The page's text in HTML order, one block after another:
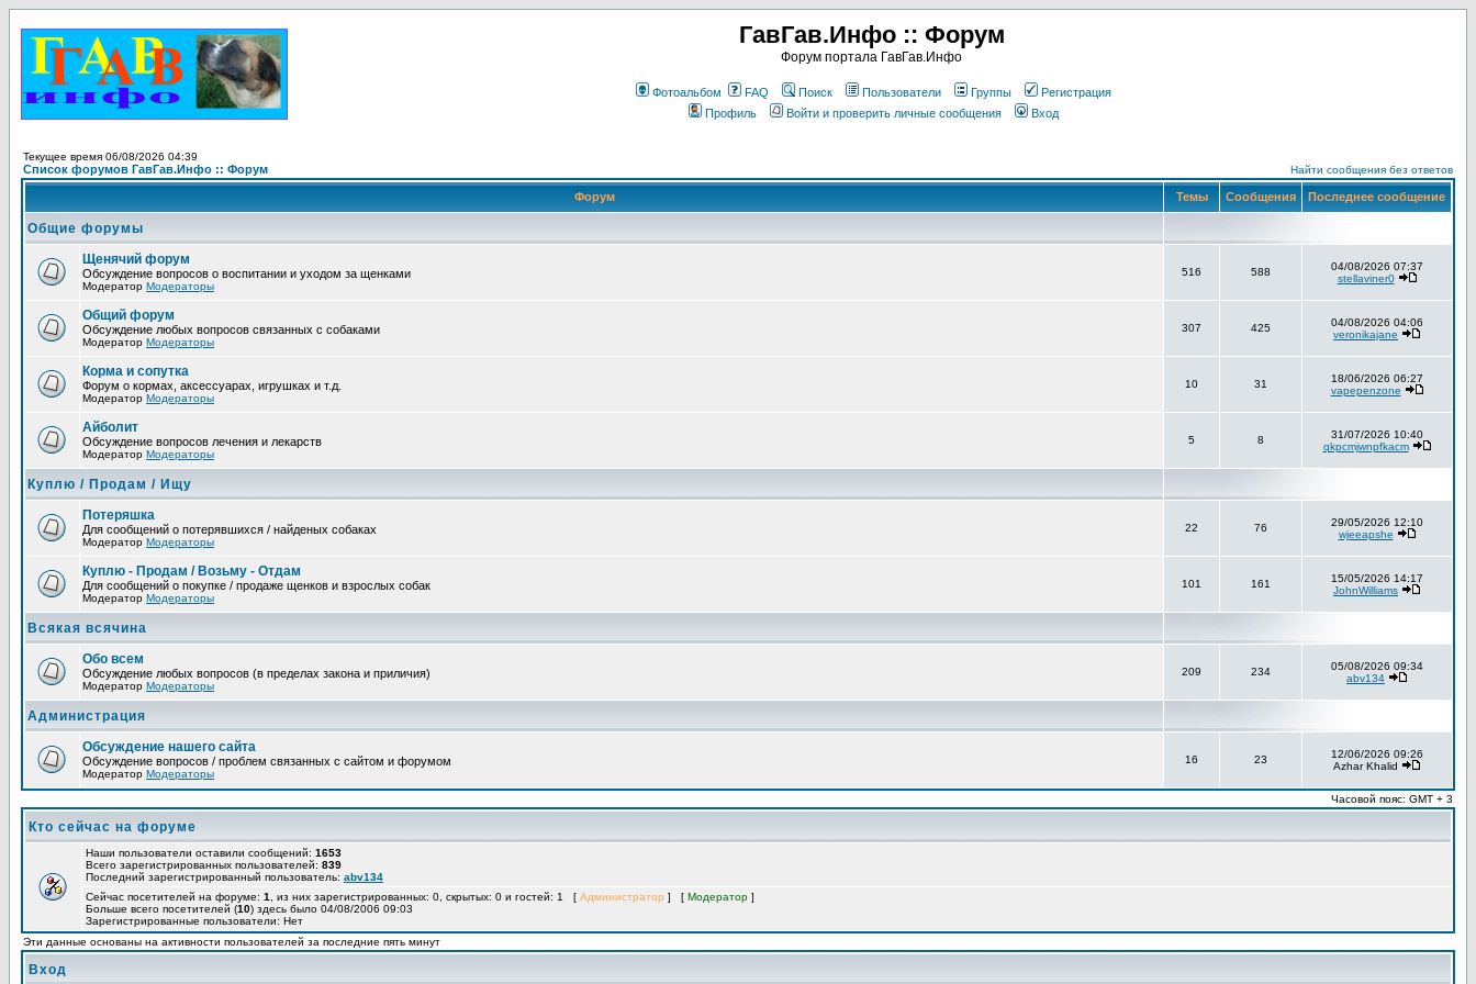
ГавГав.Инфо :: Форум
Форум портала ГавГав.Инфо
Фотоальбом FAQ Поиск Пользователи Группы
Регистрация
Профиль
Войти и проверить личные сообщения Вход
Текущее время 06/08/2026 04:39
Список форумов ГавГав.Инфо :: Форум Найти сообщения без ответов
Форум Темы Сообщения Последнее сообщение
Общие форумы
Щенячий форум
Обсуждение вопросов о воспитании и уходом за щенками
Модератор Модераторы
516 588
04/08/2026 07:37
stellaviner0
Общий форум
Обсуждение любых вопросов связанных с собаками
Модератор Модераторы
307 425
04/08/2026 04:06
veronikajane
Корма и сопутка
Форум о кормах, аксессуарах, игрушках и т.д.
Модератор Модераторы
10 31
18/06/2026 06:27
vapepenzone
Айболит
Обсуждение вопросов лечения и лекарств
Модератор Модераторы
5 8
31/07/2026 10:40
qkpcmjwnpfkacm
Куплю / Продам / Ищу
Потеряшка
Для сообщений о потерявшихся / найденых собаках
Модератор Модераторы
22 76
29/05/2026 12:10
wjeeapshe
Куплю - Продам / Возьму - Отдам
Для сообщений о покупке / продаже щенков и взрослых собак
Модератор Модераторы
101 161
15/05/2026 14:17
JohnWilliams
Всякая всячина
Обо всем
Обсуждение любых вопросов (в пределах закона и приличия)
Модератор Модераторы
209 234
05/08/2026 09:34
abv134
Администрация
Обсуждение нашего сайта
Обсуждение вопросов / проблем связанных с сайтом и форумом
Модератор Модераторы
16 23
12/06/2026 09:26
Azhar Khalid
Часовой пояс: GMT + 3
Кто сейчас на форуме
Наши пользователи оставили сообщений: 1653
Всего зарегистрированных пользователей: 839
Последний зарегистрированный пользователь: abv134
Сейчас посетителей на форуме: 1 , из них зарегистрированных: 0, скрытых: 0 и гостей: 1 [ Администратор ] [ Модератор ]
Больше всего посетителей (10) здесь было 04/08/2006 09:03
Зарегистрированные пользователи: Нет
Эти данные основаны на активности пользователей за последние пять минут
Вход